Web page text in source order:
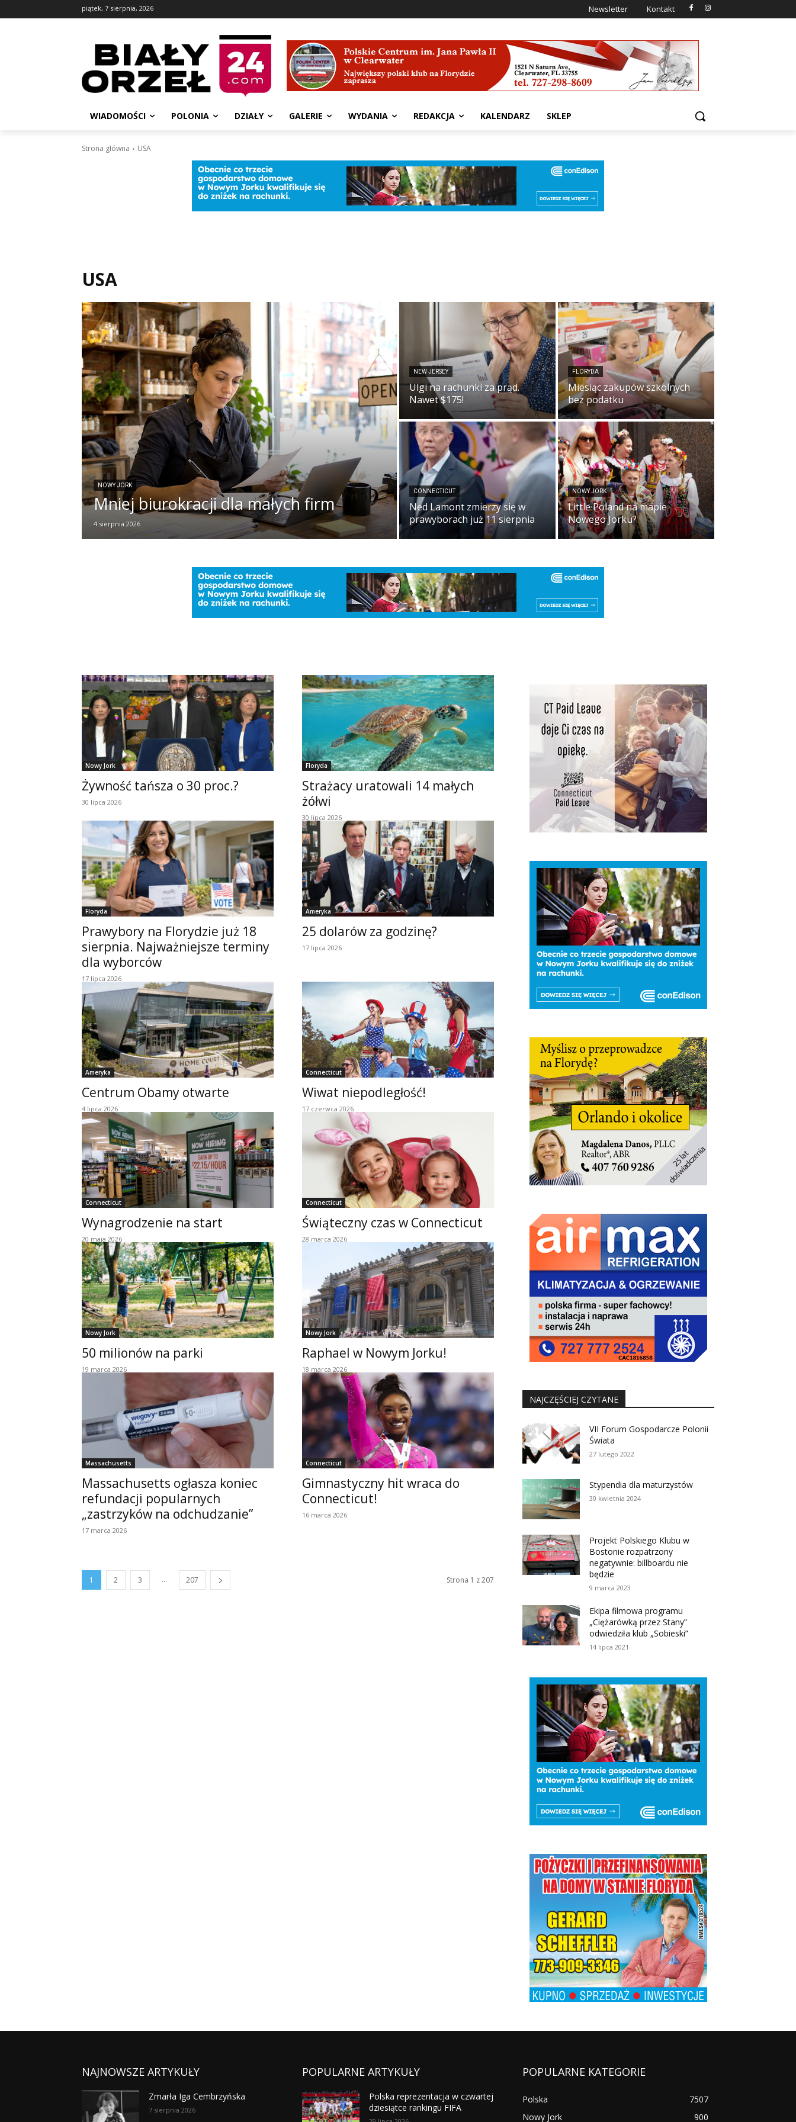
piątek, 7 sierpnia, 2026 Newsletter Kontakt
WIADOMOŚCI POLONIA DZIAŁY GALERIE WYDANIA REDAKCJA KALENDARZ SKLEP
Strona główna USA
USA
NOWY JORK
Mniej biurokracji dla małych firm
4 sierpnia 2026
NEW JERSEY
Ulgi na rachunki za prąd.
Nawet $175!
FLORYDA
Miesiąc zakupów szkolnych
bez podatku
CONNECTICUT
Ned Lamont zmierzy się w
prawyborach już 11 sierpnia
NOWY JORK
Little Poland na mapie
Nowego Jorku?
Nowy Jork
Żywność tańsza o 30 proc.?
30 lipca 2026
Floryda
Strażacy uratowali 14 małych
żółwi
30 lipca 2026
Floryda
Prawybory na Florydzie już 18
sierpnia. Najważniejsze terminy
dla wyborców
17 lipca 2026
Ameryka
25 dolarów za godzinę?
17 lipca 2026
Ameryka
Centrum Obamy otwarte
4 lipca 2026
Connecticut
Wiwat niepodległość!
17 czerwca 2026
Connecticut
Wynagrodzenie na start
20 maja 2026
Connecticut
Świąteczny czas w Connecticut
28 marca 2026
Nowy Jork
50 milionów na parki
19 marca 2026
Nowy Jork
Raphael w Nowym Jorku!
18 marca 2026
Massachusetts
Massachusetts ogłasza koniec
refundacji popularnych
„zastrzyków na odchudzanie”
17 marca 2026
Connecticut
Gimnastyczny hit wraca do
Connecticut!
16 marca 2026
1 2 3 ... 207 Strona 1 z 207
NAJCZĘŚCIEJ CZYTANE
VII Forum Gospodarcze Polonii
Świata
27 lutego 2022
Stypendia dla maturzystów
30 kwietnia 2024
Projekt Polskiego Klubu w
Bostonie rozpatrzony
negatywnie: billboardu nie
będzie
9 marca 2023
Ekipa filmowa programu
„Ciężarówką przez Stany”
odwiedziła klub „Sobieski”
14 lipca 2021
NAJNOWSZE ARTYKUŁY
Zmarła Iga Cembrzyńska
7 sierpnia 2026
POPULARNE ARTYKUŁY
Polska reprezentacja w czwartej
dziesiątce rankingu FIFA
POPULARNE KATEGORIE
Polska
7507
Nowy Jork
900